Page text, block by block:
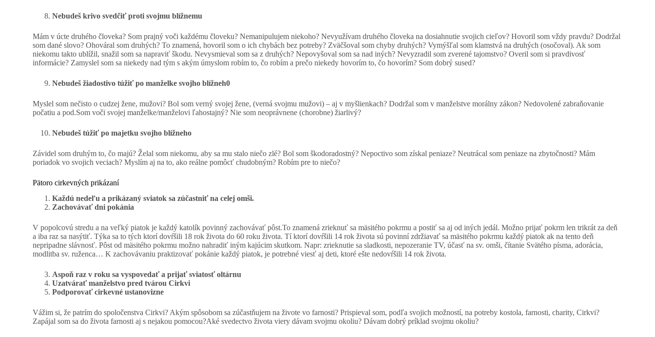
Nebudeš krivo svedčiť proti svojmu blížnemu
Mám v úcte druhého človeka? Som prajný voči každému človeku? Nemanipulujem niekoho? Nevyužívam druhého človeka na dosiahnutie svojich cieľov? Hovoril som vždy pravdu? Dodržal
som dané slovo? Ohováral som druhých? To znamená, hovoril som o ich chybách bez potreby? Zväčšoval som chyby druhých? Vymýšľal som klamstvá na druhých (osočoval). Ak som
niekomu takto ublížil, snažil som sa napraviť škodu. Nevysmieval som sa z druhých? Nepovyšoval som sa nad iných? Nevyzradil som zverené tajomstvo? Overil som si pravdivosť
informácie? Zamyslel som sa niekedy nad tým s akým úmyslom robím to, čo robím a prečo niekedy hovorím to, čo hovorím? Som dobrý sused?
Nebudeš žiadostivo túžiť po manželke svojho blížneh0
Myslel som nečisto o cudzej žene, mužovi? Bol som verný svojej žene, (verná svojmu mužovi) – aj v myšlienkach? Dodržal som v manželstve morálny zákon? Nedovolené zabraňovanie
počatiu a pod.Som voči svojej manželke/manželovi ľahostajný? Nie som neoprávnene (chorobne) žiarlivý?
Nebudeš túžiť po majetku svojho blížneho
Závidel som druhým to, čo majú? Želal som niekomu, aby sa mu stalo niečo zlé? Bol som škodoradostný? Nepoctivo som získal peniaze? Neutrácal som peniaze na zbytočnosti? Mám
poriadok vo svojich veciach? Myslím aj na to, ako reálne pomôcť chudobným? Robím pre to niečo?
Pätoro cirkevných prikázaní
Každú nedeľu a prikázaný sviatok sa zúčastniť na celej omši.
Zachovávať dni pokánia
V popolcovú stredu a na veľký piatok je každý katolík povinný zachovávať pôst.To znamená zrieknuť sa mäsitého pokrmu a postiť sa aj od iných jedál. Možno prijať pokrm len trikrát za deň
a iba raz sa nasýtiť. Týka sa to tých ktorí dovŕšili 18 rok života do 60 roku života. Tí ktorí dovŕšili 14 rok života sú povinní zdržiavať sa mäsitého pokrmu každý piatok ak na tento deň
nepripadne slávnosť. Pôst od mäsitého pokrmu možno nahradiť iným kajúcim skutkom. Napr: zrieknutie sa sladkosti, nepozeranie TV, účasť na sv. omši, čítanie Svätého písma, adorácia,
modlitba sv. ruženca… K zachovávaniu praktizovať pokánie každý piatok, je potrebné viesť aj deti, ktoré ešte nedovŕšili 14 rok života.
Aspoň raz v roku sa vyspovedať a prijať sviatosť oltárnu
Uzatvárať manželstvo pred tvárou Cirkvi
Podporovať cirkevné ustanovizne
Vážim si, že patrím do spoločenstva Cirkvi? Akým spôsobom sa zúčastňujem na živote vo farnosti? Prispieval som, podľa svojich možností, na potreby kostola, farnosti, charity, Cirkvi?
Zapájal som sa do života farnosti aj s nejakou pomocou?Aké svedectvo života viery dávam svojmu okoliu? Dávam dobrý príklad svojmu okoliu?